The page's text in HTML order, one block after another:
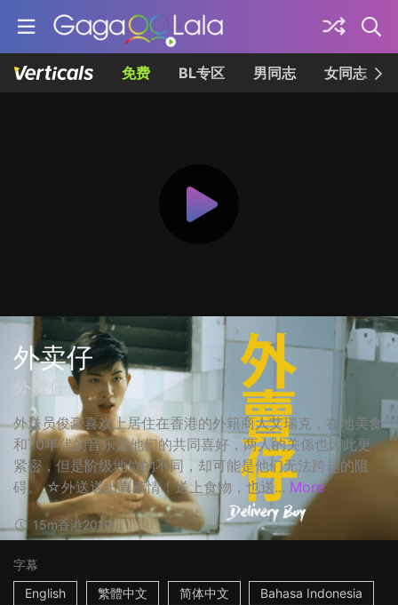
免费 BL专区 男同志 女同志
外卖仔
外賣仔
外送员俊豪喜欢上居住在香港的外籍商人艾瑞克，在地美食
和70年代的音乐是他们的共同喜好，两人的关係也因此更
紧密，但是阶级地位的不同，却可能是他们无法跨越的阻
碍。 ☆外送送出真感情！送上食物，也送... More
15m香港2019
字幕
English
繁體中文 简体中文 Bahasa Indonesia